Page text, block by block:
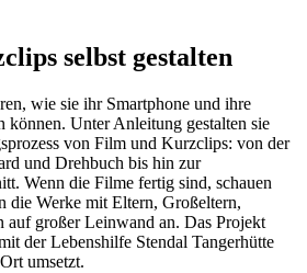
clips selbst gestalten
wie sie ihr Smartphone und ihre
können. Unter Anleitung gestalten sie
von Film und Kurzclips: von der
und Drehbuch bis hin zur
Wenn die Filme fertig sind, schauen
die Werke mit Eltern, Großeltern,
auf großer Leinwand an. Das Projekt
der Lebenshilfe Stendal Tangerhütte
umsetzt.